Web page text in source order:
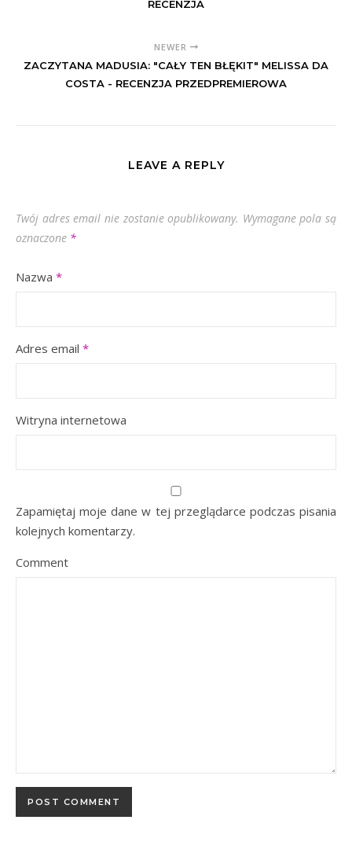
RECENZJA
NEWER
ZACZYTANA MADUSIA: "CAŁY TEN BŁĘKIT" MELISSA DA
COSTA - RECENZJA PRZEDPREMIEROWA
LEAVE A REPLY
Twój adres email nie zostanie opublikowany. Wymagane pola są
oznaczone *
Nazwa *
Adres email *
Witryna internetowa
Zapamiętaj moje dane w tej przeglądarce podczas pisania
kolejnych komentarzy.
Comment